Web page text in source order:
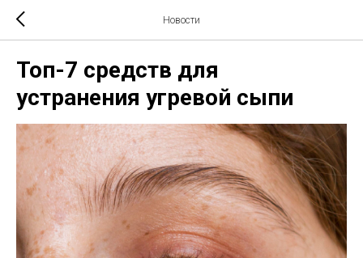
Новости
Топ-7 средств для
устранения угревой сыпи